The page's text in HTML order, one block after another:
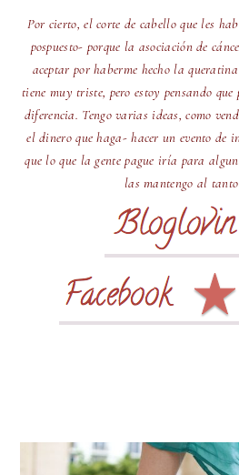
Por cierto, el corte de cabello que les
pospuesto- porque la asociación de
aceptar por haberme hecho la
tiene muy triste, pero estoy pensando
diferencia. Tengo varias ideas, como
el dinero que haga- hacer un evento de
que lo que la gente pague iría para
las mantengo al